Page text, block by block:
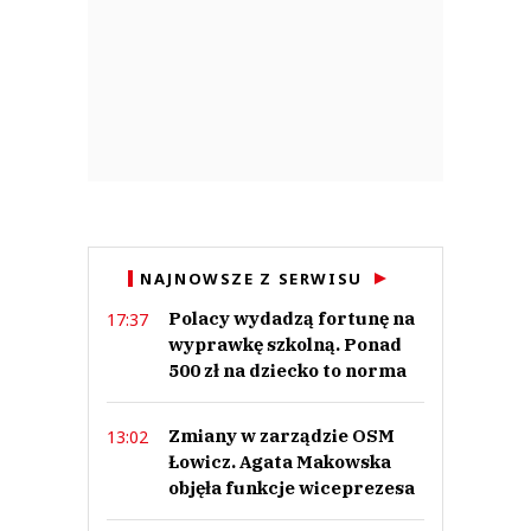
NAJNOWSZE Z SERWISU
17:37
Polacy wydadzą fortunę na
wyprawkę szkolną. Ponad
500 zł na dziecko to norma
13:02
Zmiany w zarządzie OSM
Łowicz. Agata Makowska
objęła funkcje wiceprezesa